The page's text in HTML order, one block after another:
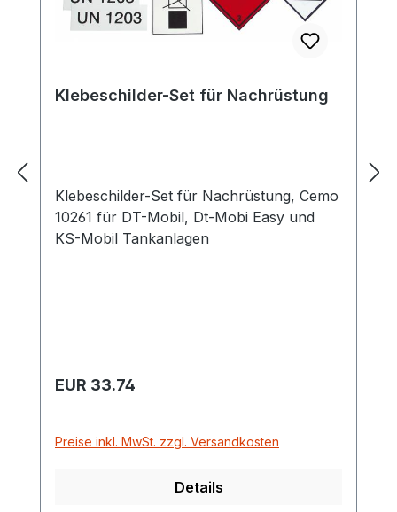
Klebeschilder-Set für Nachrüstung
Klebeschilder-Set für Nachrüstung, Cemo
10261 für DT-Mobil, Dt-Mobi Easy und
KS-Mobil Tankanlagen
Regulärer Preis:
EUR 33.74
Preise inkl. MwSt. zzgl. Versandkosten
Details